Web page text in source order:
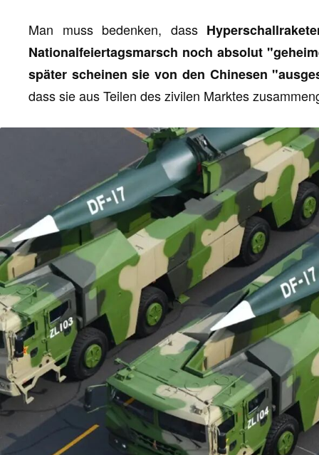
Man muss bedenken, dass
Nationalfeiertagsmarsch noch absolut
später scheinen sie von den Chinesen
dass sie aus Teilen des zivilen Marktes